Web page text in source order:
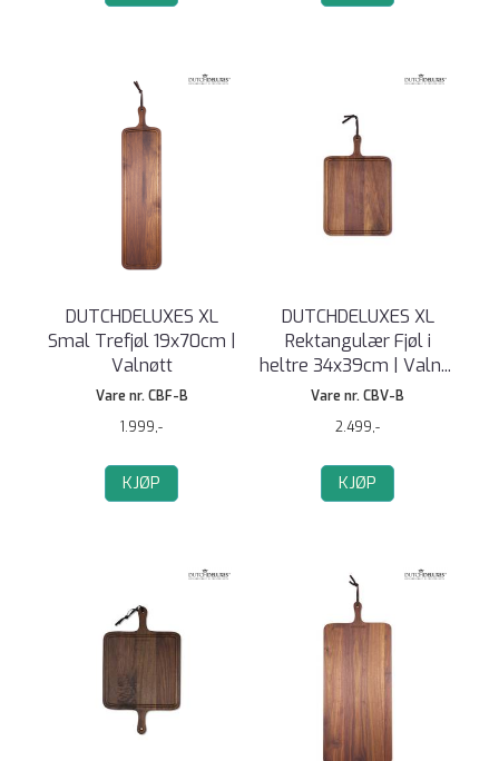
DUTCHDELUXES XL
Smal Trefjøl 19x70cm |
Valnøtt
Vare nr. CBF-B
1.999,-
KJØP
DUTCHDELUXES XL
Rektangulær Fjøl i
heltre 34x39cm | Valn...
Vare nr. CBV-B
2.499,-
KJØP